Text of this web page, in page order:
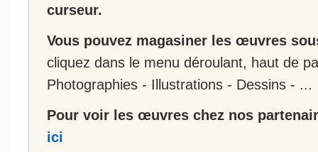
curseur.
Vous pouvez magasiner les œuvres
cliquez dans le menu déroulant, haut de
Photographies - Illustrations - Dessins - ...
Pour voir les œuvres chez nos
ici